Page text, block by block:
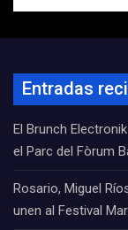
Entradas
El Brunch
el Parc del Fòrum
Rosario, Miguel
unen al Festival